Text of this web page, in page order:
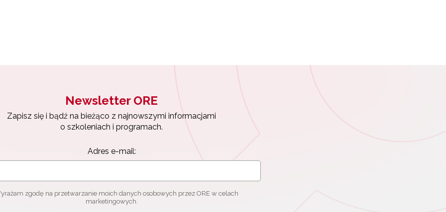
Newsletter ORE
Zapisz się i bądź na bieżąco z najnowszymi informacjami
o szkoleniach i programach.
Adres e-mail:
zgodę na przetwarzanie moich danych osobowych przez ORE w celach
marketingowych.